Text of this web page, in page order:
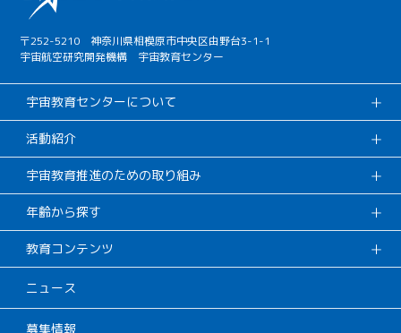
〒252-5210 神奈川県相模原市中央区由野台3-1-1
宇宙航空研究開発機構 宇宙教育センター
宇宙教育センターについて
活動紹介
宇宙教育推進のための取り組み
年齢から探す
教育コンテンツ
ニュース
募集情報